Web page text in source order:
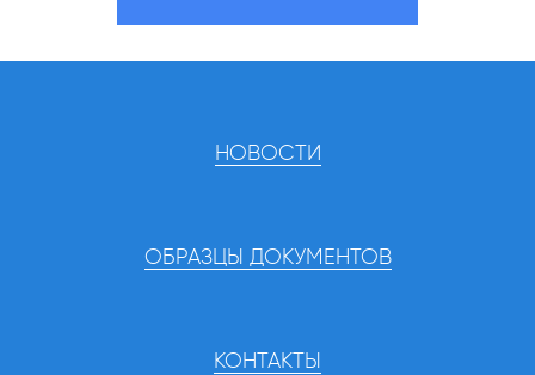
НОВОСТИ
ОБРАЗЦЫ ДОКУМЕНТОВ
КОНТАКТЫ